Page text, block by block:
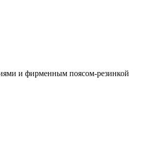
и фирменным поясом-резинкой